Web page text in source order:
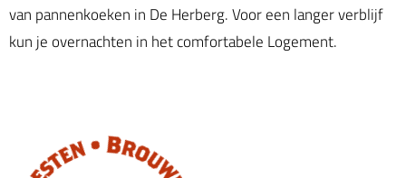
van pannenkoeken in De Herberg. Voor een langer verblijf
kun je overnachten in het comfortabele Logement.